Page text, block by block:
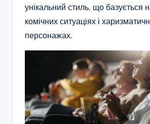
унікальний стиль, що базується
комічних ситуаціях і
персонажах.